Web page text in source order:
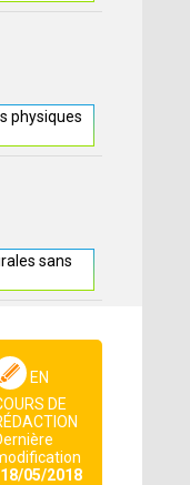
physiques
sans
EN
DE
18/05/2018